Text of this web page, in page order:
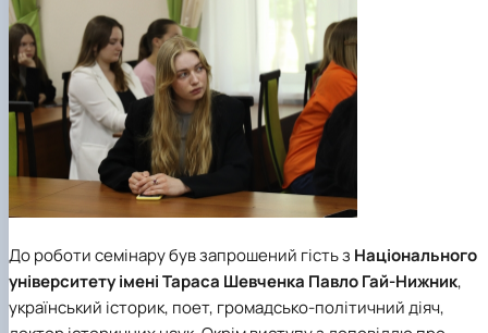
До роботи семінару був запрошений гість з Національного
університету імені Тараса Шевченка Павло Гай-Нижник,
український історик, поет, громадсько-політичний діяч,